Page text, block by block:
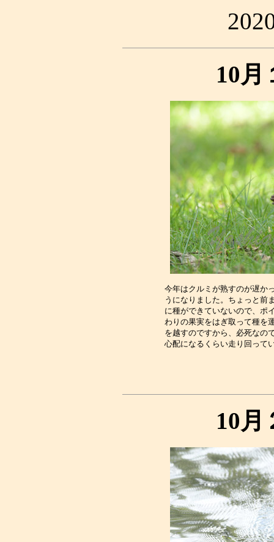
10月
今年はクルミが熟すのが遅か
うになりました。ちょっと前
に種ができていないので、ポ
わりの果実をはぎ取って種を
を越すのですから、必死なの
10月